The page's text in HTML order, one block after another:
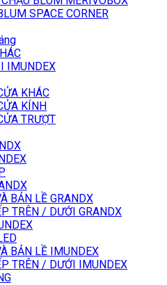
SPACE CORNER
IMUNDEX
KHÁC
KÍNH
TRƯỢT
BẢN LỀ GRANDX
TRÊN / DƯỚI GRANDX
BẢN LỀ IMUNDEX
TRÊN / DƯỚI IMUNDEX